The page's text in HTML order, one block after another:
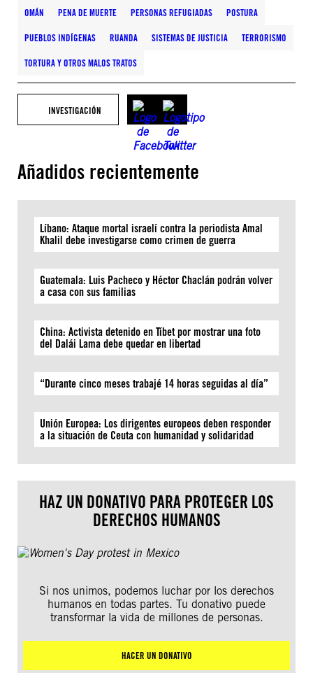
OMÁN PENA DE MUERTE PERSONAS REFUGIADAS POSTURA
PUEBLOS INDÍGENAS RUANDA SISTEMAS DE JUSTICIA TERRORISMO
TORTURA Y OTROS MALOS TRATOS
INVESTIGACIÓN
Añadidos recientemente
Líbano: Ataque mortal israelí contra la periodista Amal
Khalil debe investigarse como crimen de guerra
Guatemala: Luis Pacheco y Héctor Chaclán podrán volver
a casa con sus familias
China: Activista detenido en Tíbet por mostrar una foto
del Dalái Lama debe quedar en libertad
“Durante cinco meses trabajé 14 horas seguidas al día”
Unión Europea: Los dirigentes europeos deben responder
a la situación de Ceuta con humanidad y solidaridad
HAZ UN DONATIVO PARA PROTEGER LOS
DERECHOS HUMANOS
Si nos unimos, podemos luchar por los derechos
humanos en todas partes. Tu donativo puede
transformar la vida de millones de personas.
HACER UN DONATIVO